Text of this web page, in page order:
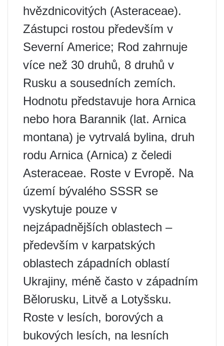
hvězdnicovitých (Asteraceae).
Zástupci rostou především v
Severní Americe; Rod zahrnuje
více než 30 druhů, 8 druhů v
Rusku a sousedních zemích.
Hodnotu představuje hora Arnica
nebo hora Barannik (lat. Arnica
montana) je vytrvalá bylina, druh
rodu Arnica (Arnica) z čeledi
Asteraceae. Roste v Evropě. Na
území bývalého SSSR se
vyskytuje pouze v
nejzápadnějších oblastech –
především v karpatských
oblastech západních oblastí
Ukrajiny, méně často v západním
Bělorusku, Litvě a Lotyšsku.
Roste v lesích, borových a
bukových lesích, na lesních